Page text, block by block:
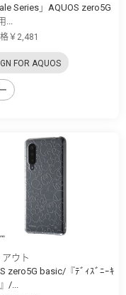
Series」AQUOS zero5G
￥2,481
FOR AQUOS
アウト
zero5G basic/『ﾃﾞｨｽﾞﾆｰｷ
/...